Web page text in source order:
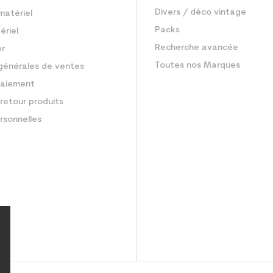
de ventes
produits
Divers / déco vintage
Packs
Recherche avancée
Toutes nos Marques